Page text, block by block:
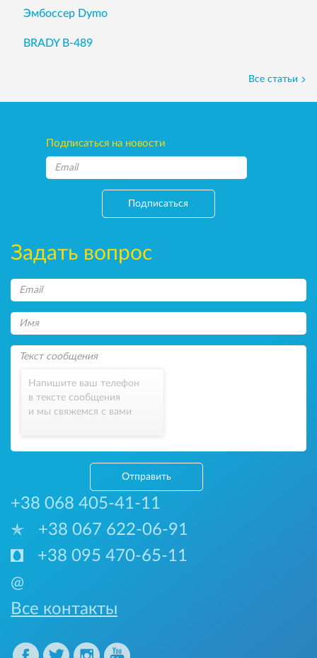
Эмбоссер Dymo
BRADY B-489
Все статьи
Подписаться на новости
Подписаться
Задать вопрос
Напишите ваш телефон
в тексте сообщения
и мы свяжемся с вами
Отправить
+38 068 405-41-11
+38 067 622-06-91
+38 095 470-65-11
@
Все контакты